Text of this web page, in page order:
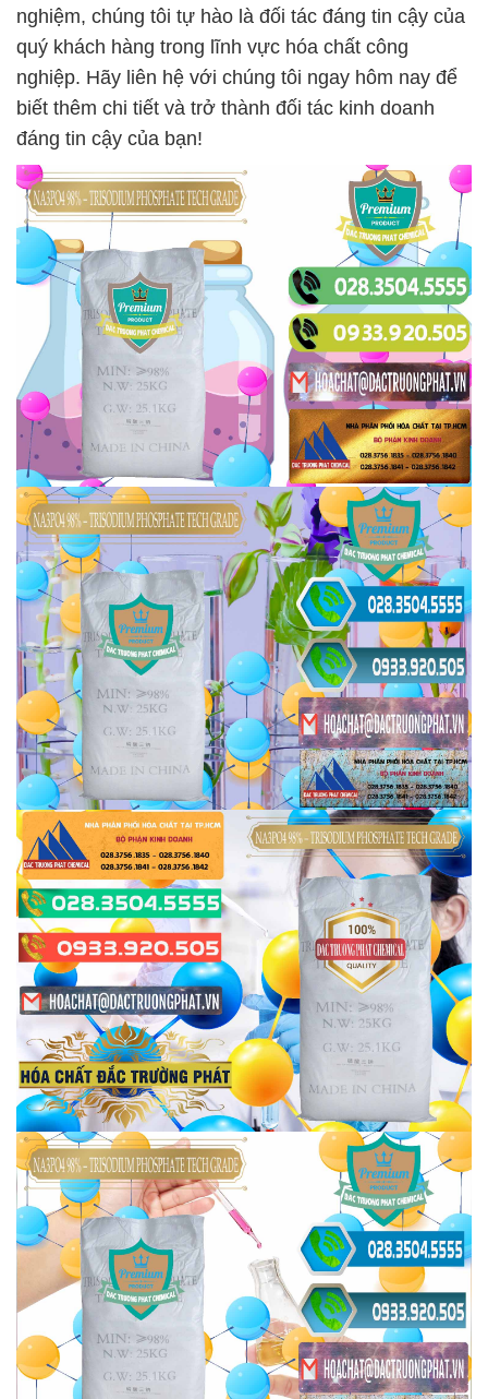
nghiệm, chúng tôi tự hào là đối tác đáng tin cậy của
quý khách hàng trong lĩnh vực hóa chất công
nghiệp. Hãy liên hệ với chúng tôi ngay hôm nay để
biết thêm chi tiết và trở thành đối tác kinh doanh
đáng tin cậy của bạn!